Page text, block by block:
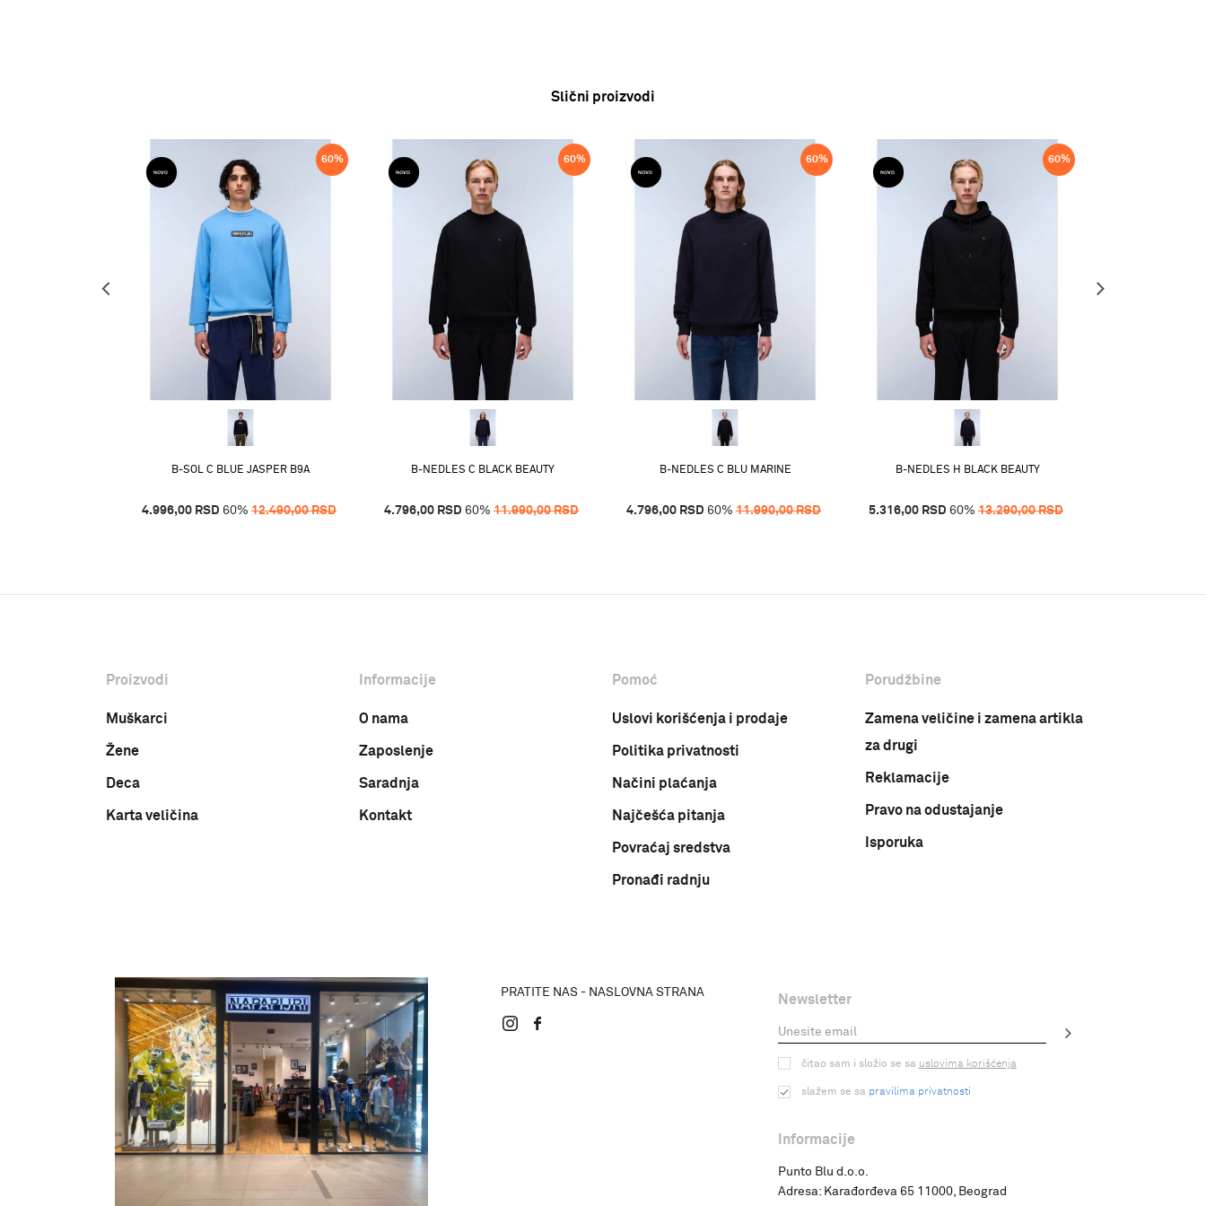
Slični proizvodi
60%
B-SOL C BLUE JASPER B9A
4.996,00 RSD 60% 12.490,00RSD
60%
B-NEDLES C BLACK BEAUTY
4.796,00 RSD 60% 11.990,00RSD
60%
B-NEDLES C BLU MARINE
4.796,00 RSD 60% 11.990,00RSD
60%
B-NEDLES H BLACK BEAUTY
5.316,00 RSD 60% 13.290,00RSD
Proizvodi
Muškarci
Žene
Deca
Karta veličina
Informacije
O nama
Zaposlenje
Saradnja
Kontakt
Pomoć
Uslovi korišćenja i prodaje
Politika privatnosti
Načini plaćanja
Najčešća pitanja
Povraćaj sredstva
Pronađi radnju
Porudžbine
Zamena veličine i zamena artikla
za drugi
Reklamacije
Pravo na odustajanje
Isporuka
PRATITE NAS - NASLOVNA STRANA Newsletter
čitao sam i složio se sa uslovima korišćenja
slažem se sa pravilima privatnosti
Informacije
Punto Blu d.o.o.
Adresa: Karađorđeva 65 11000, Beograd